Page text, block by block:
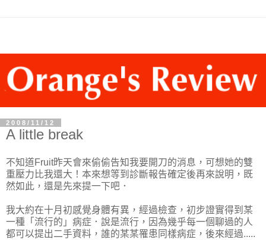
2008/11/12
A little break
不知道Fruit昨天會來偷偷告知我要開刀的消息，可想她的雙
重壓力比我還大！本來想等到診斷報告確定後再來說明，既
然如此，還是先來提一下吧．
我大約在十月初感覺身體有異，經過檢查，初步證實得到某
一種「流行的」病症．說是流行，因為幾乎每一個聊過的人
都可以提出二手資料，誰的某某罹患同樣病症，後來經過.....